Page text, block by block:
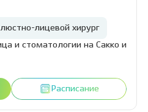
лицевой хирург
и стоматологии на Сакко и
Расписание